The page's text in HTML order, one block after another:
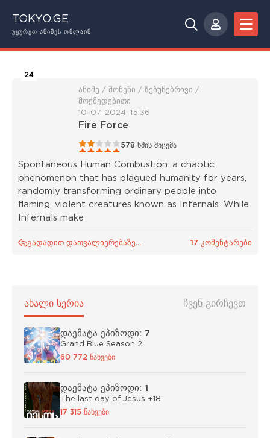
TOKYO.GE
ᲣᲧᲣᲠᲔᲗ ᲐᲜᲘᲛᲔᲡ ᲝᲜᲚᲐᲘᲜ
24
ანიმე / შონენი / ზებუნებრივი /
მოქმედებითი
10-07-2024, 15:36
Fire Force
578 ხმის მიცემა
Spontaneous Human Combustion: a chaotic
phenomenon that has plagued humanity for years,
randomly transforming ordinary people into
flaming, violent creatures known as Infernals. While
Infernals make
გადადით დათვალიერებაზე... 17 კომენტარები
ᲐᲮᲐᲚᲘ ᲡᲔᲠᲘᲐ ᲩᲕᲔᲜ ᲒᲘᲠᲩᲔᲕᲗ
დაემატა ეპიზოდი: 7
Grand Blue Season 2
60 772 ნახვები
დაემატა ეპიზოდი: 1
The last day of Jesus +18
17 315 ნახვები